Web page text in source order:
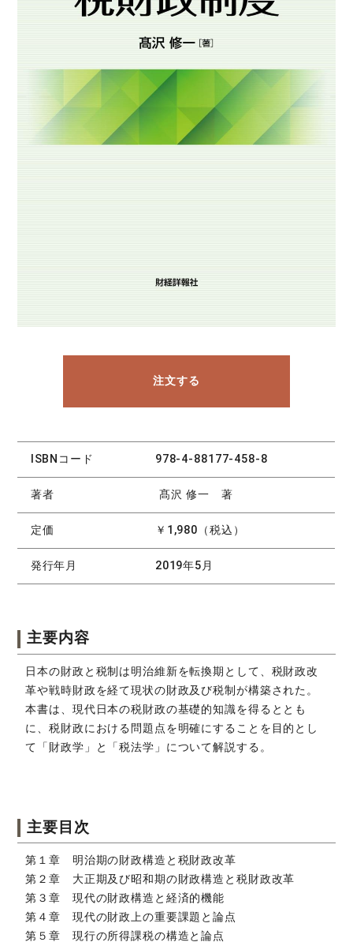
ISBNコード 978-4-88177-458-8
著者 髙沢 修一 著
定価 ￥1,980（税込）
発行年月 2019年5月
注文する
主要内容
日本の財政と税制は明治維新を転換期として、税財政改
革や戦時財政を経て現状の財政及び税制が構築された。
本書は、現代日本の税財政の基礎的知識を得るととも
に、税財政における問題点を明確にすることを目的とし
て「財政学」と「税法学」について解説する。
主要目次
第１章 明治期の財政構造と税財政改革
第２章 大正期及び昭和期の財政構造と税財政改革
第３章 現代の財政構造と経済的機能
第４章 現代の財政上の重要課題と論点
第５章 現行の所得課税の構造と論点